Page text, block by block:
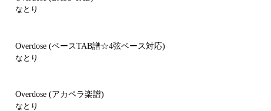
なとり
Overdose (ベースTAB譜☆4弦ベース対応)
なとり
Overdose (アカペラ楽譜)
なとり